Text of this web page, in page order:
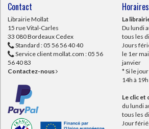
Contact
Librairie Mollat
15 rue Vital-Carles
33 080 Bordeaux Cedex
Standard : 05 56 56 40 40
Service client mollat.com : 05 56
56 40 83
Contactez-nous
Horaires
La
Du lundi
tous les
Jours
le 1er
janvier
* Si le
14h à 19h
Le clic
du lundi
tous les
Jour